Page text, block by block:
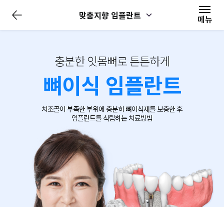
맞춤지향 임플란트 메뉴
뉴
충분한 잇몸뼈로 튼튼하게
뼈이식 임플란트
치조골이 부족한 부위에충분히 뼈이식재를 보충한 후
임플란트를 식립하는 치료방법